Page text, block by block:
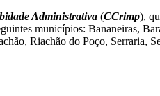
Administrativa (CCrimp),
municípios: Bananeiras,
Riachão do Poço, Serraria,